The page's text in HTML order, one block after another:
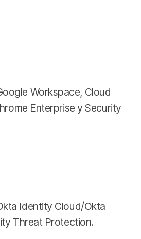
Workspace, Cloud
Enterprise y Security
Identity Cloud/Okta
Threat Protection.